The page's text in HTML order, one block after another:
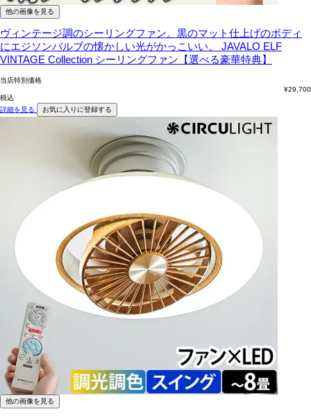
他の画像を見る
ヴィンテージ調のシーリングファン。黒のマット仕上げのボディ
にエジソンバルブの懐かしい光がかっこいい。
JAVALO ELF
VINTAGE Collection シーリングファン【選べる豪華特典】
当店特別価格
¥29,700
税込
詳細を見る
お気に入りに登録する
他の画像を見る